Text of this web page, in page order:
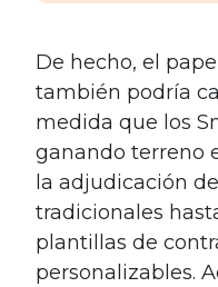
De hecho, el
también podría
medida que los
ganando terreno
la adjudicación
tradicionales
plantillas de
personalizables.